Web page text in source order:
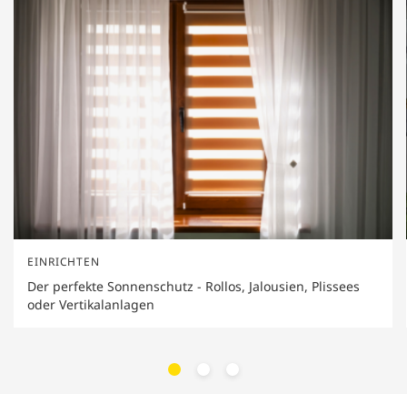
Der perfekte Sonnenschutz - Rollos, Jalousien, Plissees
oder Vertikalanlagen
EINRICHTEN